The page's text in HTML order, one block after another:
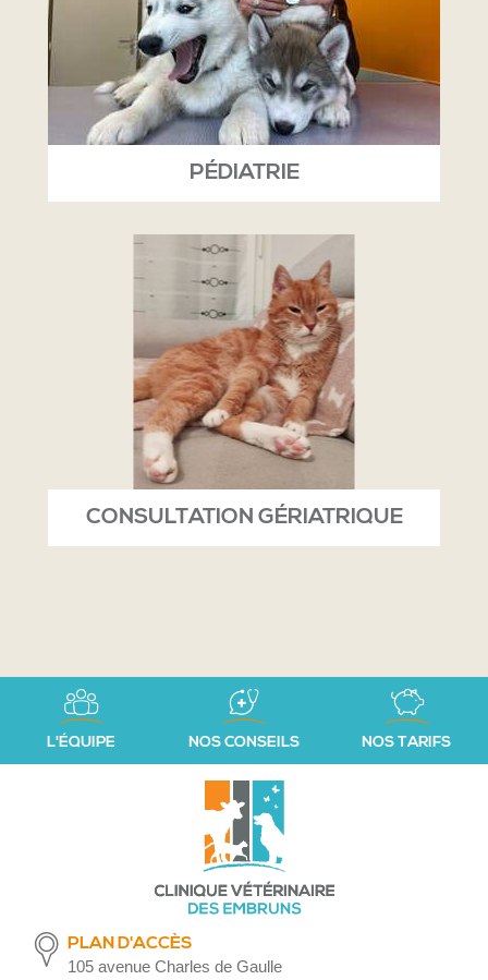
PÉDIATRIE
CONSULTATION GÉRIATRIQUE
L'ÉQUIPE NOS CONSEILS NOS TARIFS
PLAN D'ACCÈS
105 avenue Charles de Gaulle